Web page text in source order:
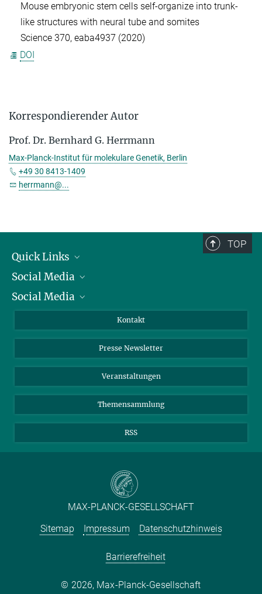
Mouse embryonic stem cells self-organize into trunk-
like structures with neural tube and somites
Science 370, eaba4937 (2020)
DOI
Korrespondierender Autor
Prof. Dr. Bernhard G. Herrmann
Max-Planck-Institut für molekulare Genetik, Berlin
+49 30 8413-1409
herrmann@...
TOP
Quick Links
Präsident
Zahlen und Fakten
Meldestelle Fehlverhalten
Social Media
Bluesky
Social Media
YouTube
Kontakt
Presse Newsletter
Veranstaltungen
Themensammlung
RSS
MAX-PLANCK-GESELLSCHAFT
Sitemap
Impressum Datenschutzhinweis
Barrierefreiheit
2026, Max-Planck-Gesellschaft